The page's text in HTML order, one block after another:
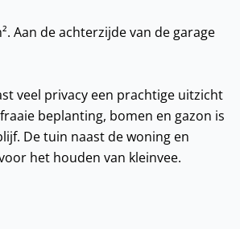
Aan de achterzijde van de garage
veel privacy een prachtige uitzicht
beplanting, bomen en gazon is
De tuin naast de woning en
het houden van kleinvee.